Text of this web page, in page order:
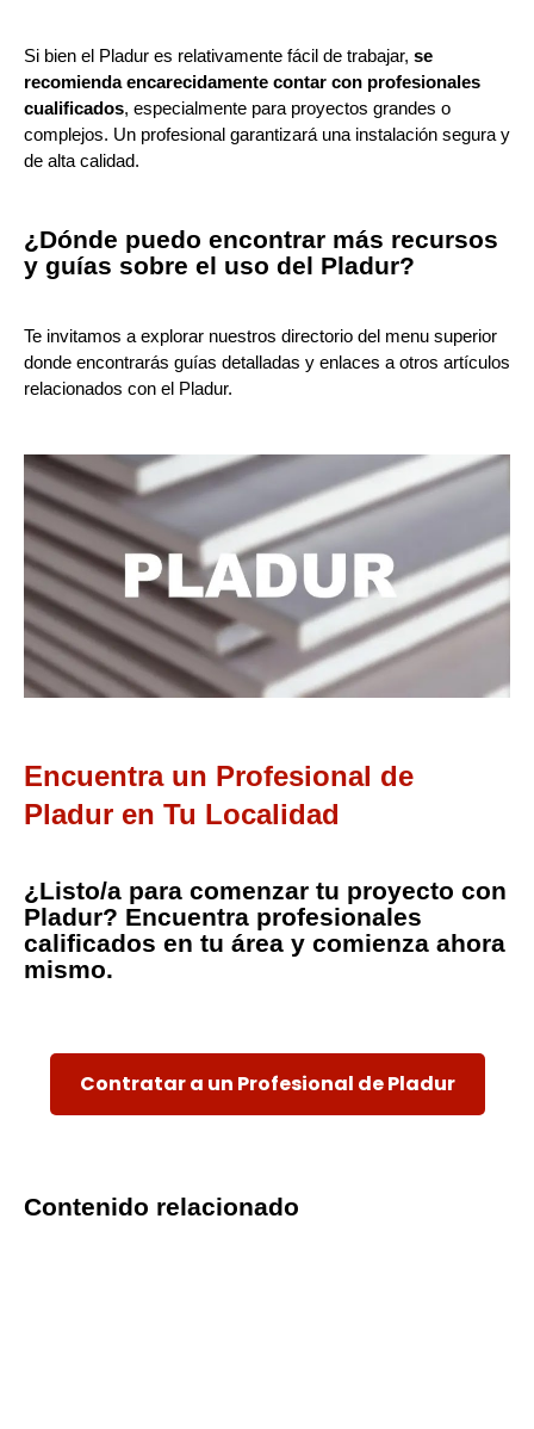
Si bien el Pladur es relativamente fácil de trabajar, se
recomienda encarecidamente contar con profesionales
cualificados, especialmente para proyectos grandes o
complejos. Un profesional garantizará una instalación segura y
de alta calidad.
¿Dónde puedo encontrar más recursos
y guías sobre el uso del Pladur?
Te invitamos a explorar nuestros directorio del menu superior
donde encontrarás guías detalladas y enlaces a otros artículos
relacionados con el Pladur.
Encuentra un Profesional de
Pladur en Tu Localidad
¿Listo/a para comenzar tu proyecto con
Pladur? Encuentra profesionales
calificados en tu área y comienza ahora
mismo.
Contratar a un Profesional de Pladur
Contenido relacionado